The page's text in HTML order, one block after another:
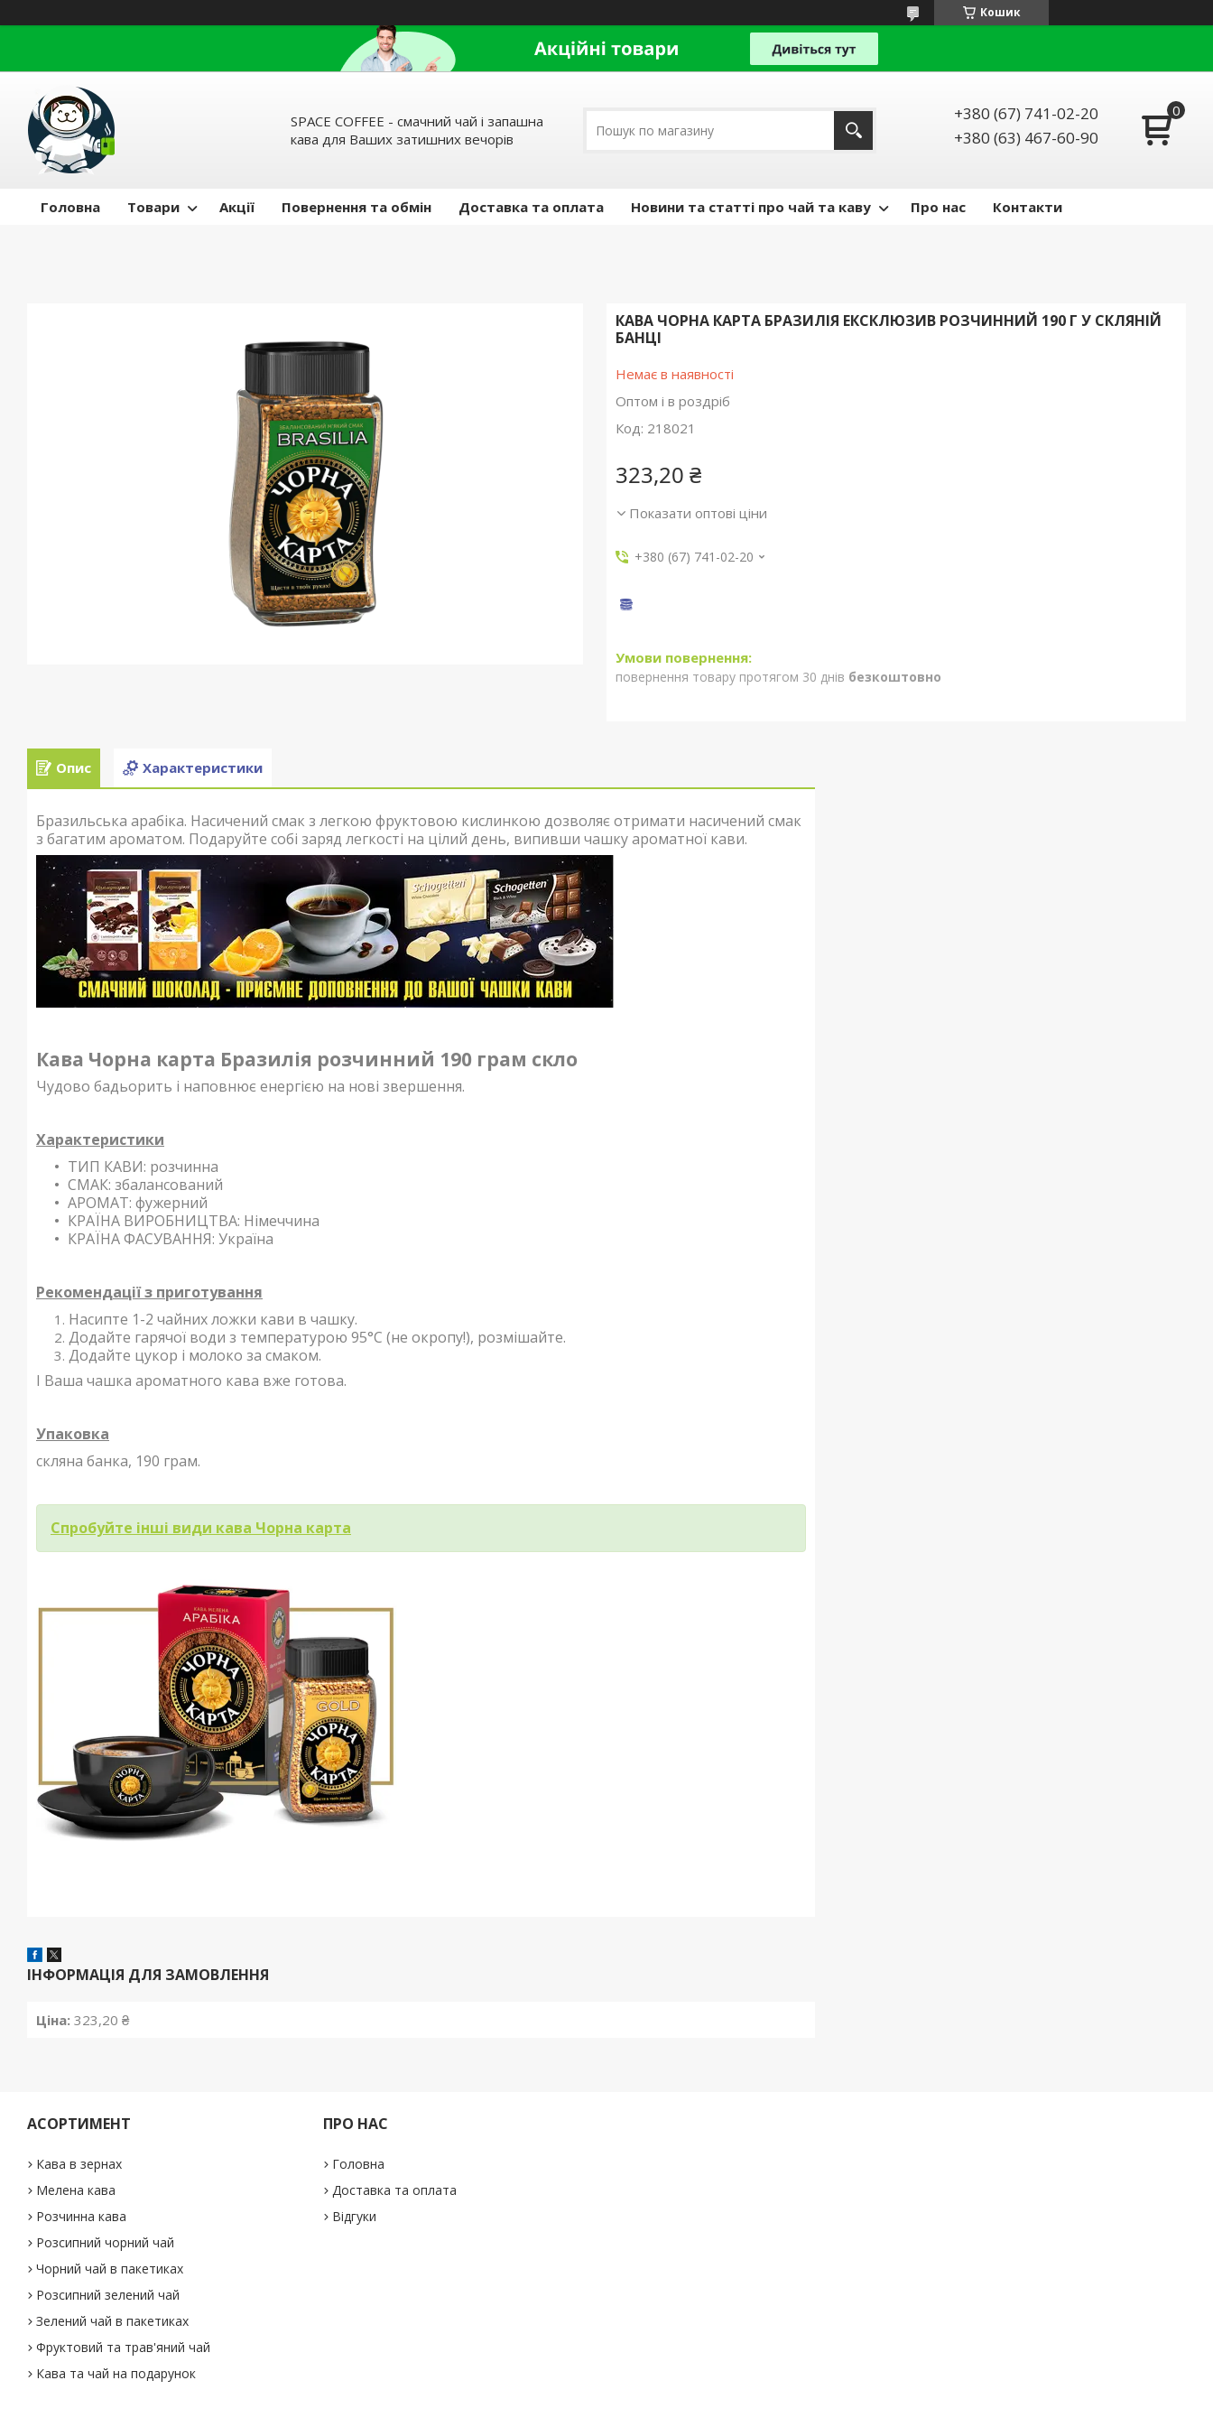
Кошик
SPACE COFFEE - смачний чай і запашна
кава для Ваших затишних вечорів
+380 (67) 741-02-20
+380 (63) 467-60-90
Головна Товари Акції Повернення та обмін Доставка та оплата Новини та статті про чай та каву Про нас Контакти
КАВА ЧОРНА КАРТА БРАЗИЛІЯ ЕКСКЛЮЗИВ РОЗЧИННИЙ 190 Г У СКЛЯНІЙ
БАНЦІ
Немає в наявності
Оптом і в роздріб
Код: 218021
323,20 ₴
Показати оптові ціни
+380 (67) 741-02-20
повернення товару протягом 30 днів безкоштовно
Опис Характеристики
Бразильська арабіка. Насичений смак з легкою фруктовою кислинкою дозволяє отримати насичений смак
з багатим ароматом. Подаруйте собі заряд легкості на цілий день, випивши чашку ароматної кави.
Кава Чорна карта Бразилія розчинний 190 грам скло
Чудово бадьорить і наповнює енергією на нові звершення.
Характеристики
ТИП КАВИ: розчинна
СМАК: збалансований
АРОМАТ: фужерний
КРАЇНА ВИРОБНИЦТВА: Німеччина
КРАЇНА ФАСУВАННЯ: Україна
Рекомендації з приготування
Насипте 1-2 чайних ложки кави в чашку.
Додайте гарячої води з температурою 95°C (не окропу!), розмішайте.
Додайте цукор і молоко за смаком.
І Ваша чашка ароматного кава вже готова.
Упаковка
скляна банка, 190 грам.
Спробуйте інші види кава Чорна карта
ІНФОРМАЦІЯ ДЛЯ ЗАМОВЛЕННЯ
Ціна: 323,20 ₴
АСОРТИМЕНТ
Кава в зернах
Мелена кава
Розчинна кава
Розсипний чорний чай
Чорний чай в пакетиках
Розсипний зелений чай
Зелений чай в пакетиках
Фруктовий та трав'яний чай
Кава та чай на подарунок
ПРО НАС
Головна
Доставка та оплата
Відгуки